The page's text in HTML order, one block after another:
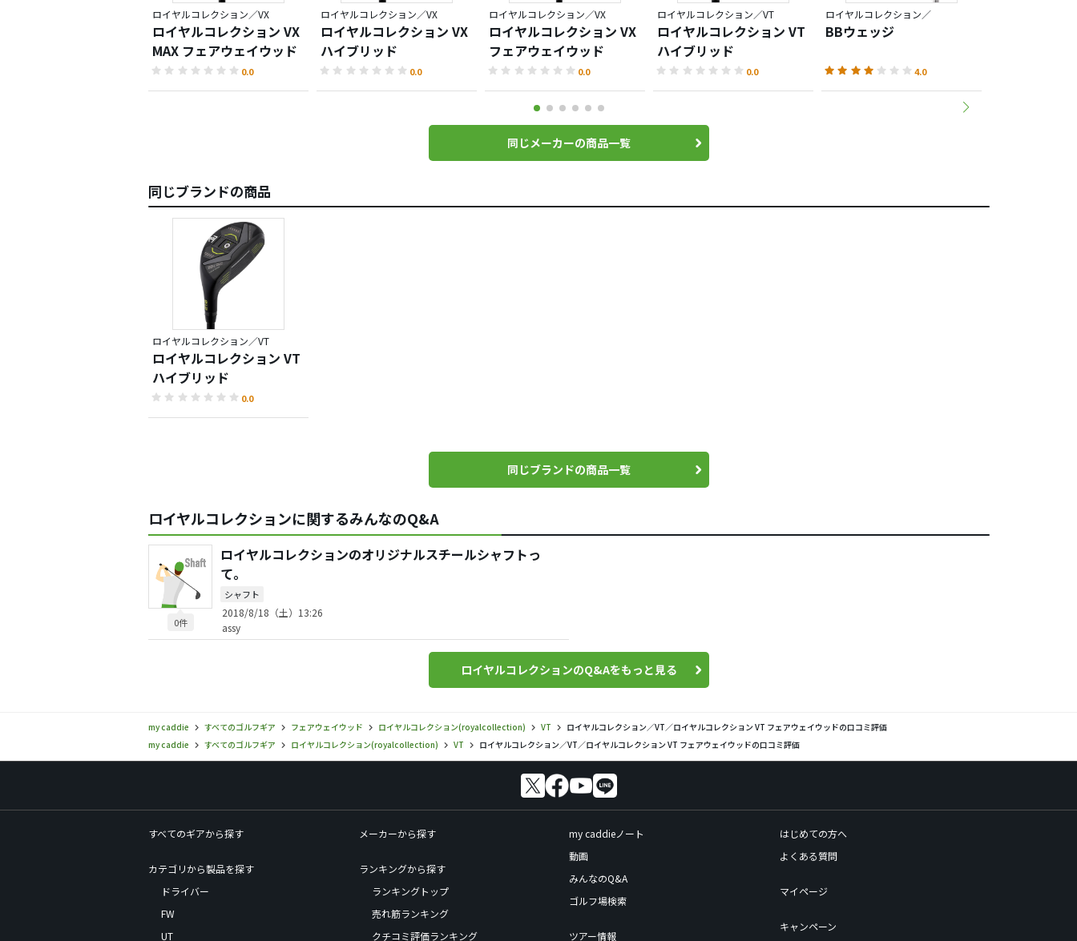
ロイヤルコレクション／VX
ロイヤルコレクション VX
MAX フェアウェイウッド
0.0
ロイヤルコレクション／VX
ロイヤルコレクション VX
ハイブリッド
0.0
ロイヤルコレクション／VX
ロイヤルコレクション VX
フェアウェイウッド
0.0
ロイヤルコレクション／VT
ロイヤルコレクション VT
ハイブリッド
0.0
ロイヤルコレクション／
BBウェッジ
4.0
同じメーカーの商品一覧
同じブランドの商品
ロイヤルコレクション／VT
ロイヤルコレクション VT
ハイブリッド
0.0
同じブランドの商品一覧
ロイヤルコレクションに関するみんなのQ&A
0件
ロイヤルコレクションのオリジナルスチールシャフトっ
て。
シャフト
2018/8/18（土）13:26
assy
ロイヤルコレクションのQ&Aをもっと見る
my caddie すべてのゴルフギア フェアウェイウッド ロイヤルコレクション(royalcollection) VT
ロイヤルコレクション／VT／ロイヤルコレクション VT フェアウェイウッドの口コミ評価
my caddie
すべてのゴルフギア ロイヤルコレクション(royalcollection) VT ロイヤルコレクション／VT／ロイヤルコレクション VT フェアウェイウッドの口コミ評価
すべてのギアから探す
カテゴリから製品を探す
ドライバー
FW
UT
メーカーから探す
ランキングから探す
ランキングトップ
売れ筋ランキング
クチコミ評価ランキング
my caddieノート
動画
みんなのQ&A
ゴルフ場検索
ツアー情報
はじめての方へ
よくある質問
マイページ
キャンペーン